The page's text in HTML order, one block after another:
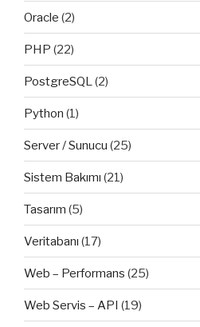
Oracle (2)
PHP (22)
PostgreSQL(2)
Python (1)
Server / Sunucu (25)
Sistem Bakımı (21)
Tasarım (5)
Veritabanı (17)
Web – Performans (25)
Web Servis – API (19)